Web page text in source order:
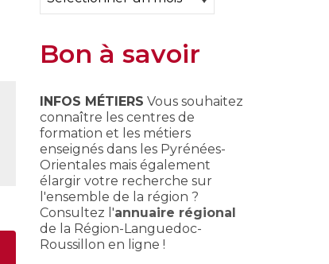
Bon à savoir
INFOS MÉTIERS Vous souhaitez
connaître les centres de
formation et les métiers
enseignés dans les Pyrénées-
Orientales mais également
élargir votre recherche sur
l'ensemble de la région ?
Consultez l'annuaire régional
de la Région-Languedoc-
Roussillon en ligne !